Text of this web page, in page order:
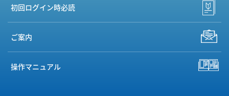
初回ログイン時必読
ご案内
操作マニュアル